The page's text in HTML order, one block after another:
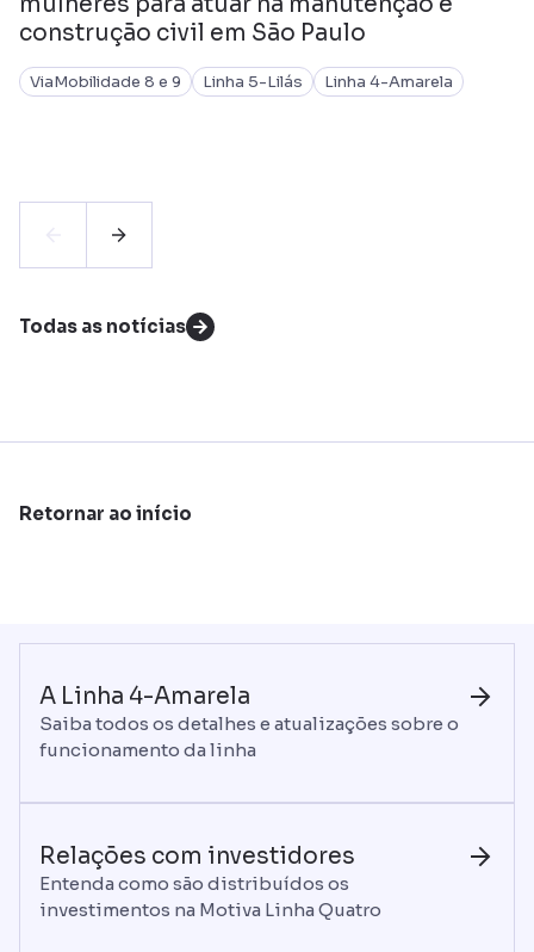
construção civil em São Paulo
ViaMobilidade 8 e 9 Linha 5-Lilás Linha 4-Amarela
Todas as notícias
Retornar ao início
A Linha 4-Amarela
Saiba todos os detalhes e atualizações sobre o
funcionamento da linha
Relações com investidores
Entenda como são distribuídos os
investimentos na Motiva Linha Quatro